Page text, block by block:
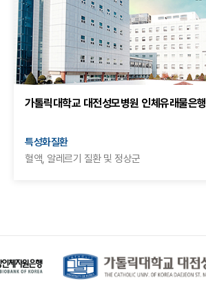
가톨릭대학교 대전성모병원 인체유래물은행
특성화질환
혈액, 알레르기 질환 및 정상군